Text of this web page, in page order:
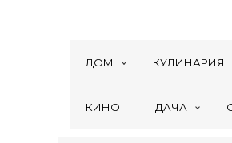
ДОМ КУЛИНАРИЯ
КИНО ДАЧА